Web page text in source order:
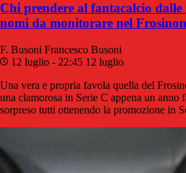
Chi prendere al fantacalcio dalle
nomi da monitorare nel
F. Busoni Francesco Busoni
12 luglio - 22:45 12 luglio
Una vera e propria favola quella del
una clamorosa in Serie C appena un anno
sorpreso tutti ottenendo la promozione in